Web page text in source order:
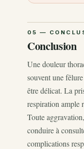
Conclusion
Une douleur
souvent une
être délicat. La
respiration ample
Toute
conduire à
complications